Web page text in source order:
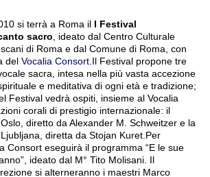
si terrà a Roma il I Festival
sacro , ideato dal Centro Culturale
di Roma e dal Comune di Roma, con
del Vocalia Consort .Il Festival propone tre
sacra, intesa nella più vasta accezione
e meditativa di ogni età e tradizione;
Festival vedrà ospiti, insieme al Vocalia
corali di prestigio internazionale: il
diretto da Alexander M. Schweitzer e la
diretta da Stojan Kuret.Per
Consort eseguirà il programma “E le sue
ideato dal M° Tito Molisani. Il
si alterneranno i maestri Marco